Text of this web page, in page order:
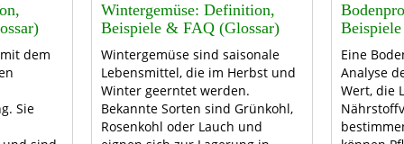
dem
Sie
Wintergemüse: Definition,
Beispiele & FAQ (Glossar)
Wintergemüse sind saisonale
Lebensmittel, die im Herbst und
Winter geerntet werden.
Bekannte Sorten sind Grünkohl,
Rosenkohl oder Lauch und
Eine
Analyse
Wert, die